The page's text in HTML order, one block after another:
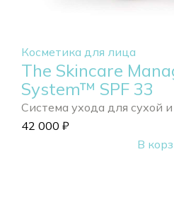
Косметика для лица
The Skincare
System™ SPF 33
Система ухода для сухой и
42 000 ₽
В